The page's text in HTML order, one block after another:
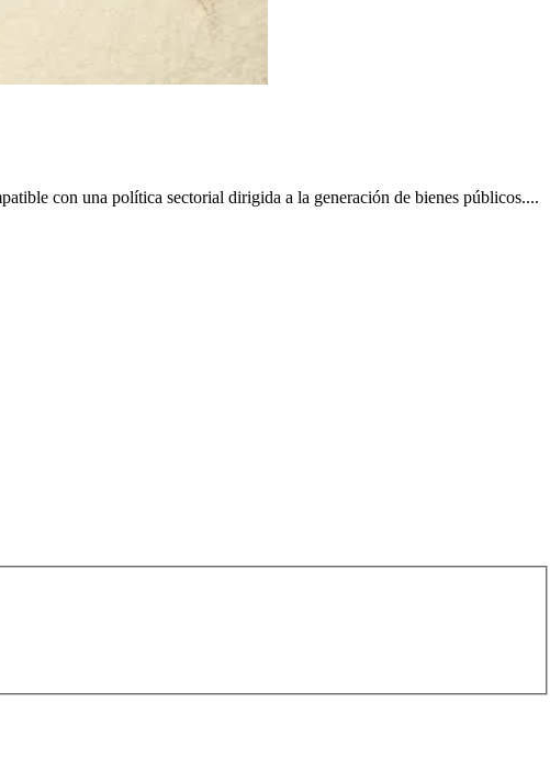
con una política sectorial dirigida a la generación de bienes públicos....